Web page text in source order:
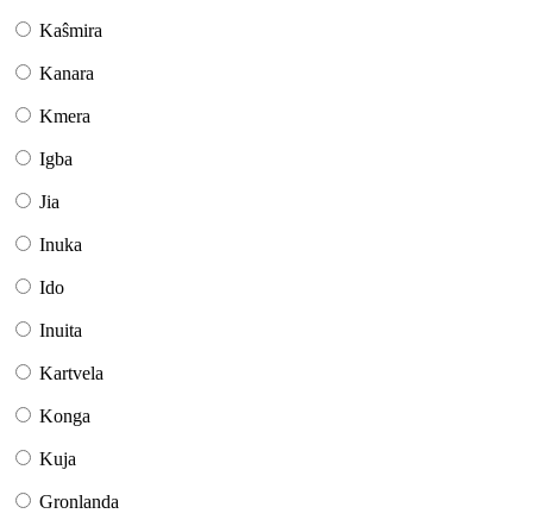
Kaŝmira
Kanara
Kmera
Igba
Jia
Inuka
Ido
Inuita
Kartvela
Konga
Kuja
Gronlanda